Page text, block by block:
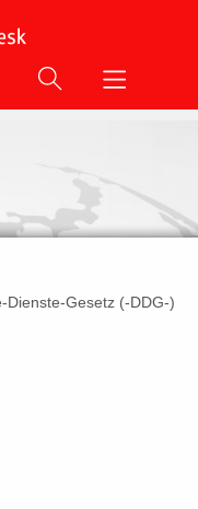
Dienste-Gesetz (-DDG-)